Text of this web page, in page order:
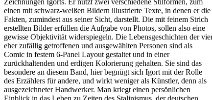
Zeichnungen Igorts. Er nutzt zwei verschiedene Stilformen, zum
einen mit schwarz-weißen Bildern illustrierte Texte, in denen er die
Fakten, zumindest aus seiner Sicht, darstellt. Die mit feinem Strich
erstellten Bilder erfüllen die Aufgabe von Photos, sollen also eine
gewisse Objektivität widerspiegeln. Die Lebensgeschichten der
eher zufällig getroffenen und ausgewählten Personen sind als
Comic in festem 6-Panel Layout gestaltet und in einer
zurückhaltenden und erdigen Kolorierung gehalten. Sie sind das
besondere an diesem Band, hier begnügt sich Igort mit der Rolle
des Erzählers für andere, und wirkt weniger als Künstler, denn als
ausgezeichneter Handwerker. Man kriegt einen persönlichen